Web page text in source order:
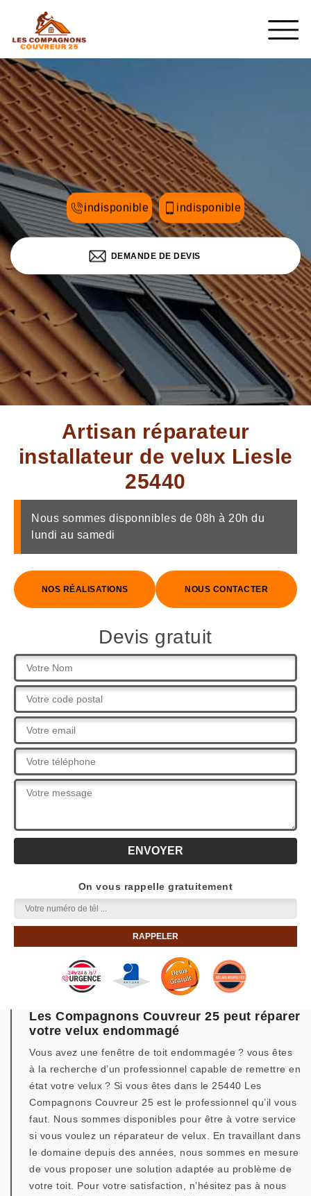
indisponible indisponible
DEMANDE DE DEVIS
Artisan réparateur
installateur de velux Liesle
25440
Nous sommes disponnibles de 08h à 20h du
lundi au samedi
NOS RÉALISATIONS NOUS CONTACTER
Devis gratuit
On vous rappelle gratuitement
Les Compagnons Couvreur 25 peut réparer
votre velux endommagé
Vous avez une fenêtre de toit endommagée ? vous êtes
à la recherche d’un professionnel capable de remettre en
état votre velux ? Si vous êtes dans le 25440 Les
Compagnons Couvreur 25 est le professionnel qu’il vous
faut. Nous sommes disponibles pour être à votre service
si vous voulez un réparateur de velux. En travaillant dans
le domaine depuis des années, nous sommes en mesure
de vous proposer une solution adaptée au problème de
votre toit. Pour votre satisfaction, n’hésitez pas à nous